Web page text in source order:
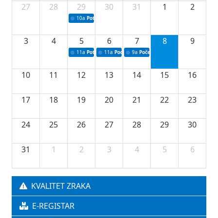
27
28 29
10a Potpisivanje ugovora sa neprofitnim
30 31 1 2
3 4 5
11a Potpisivanje ugovora o stipendijama za
6
11a Podrška razvoju vodne infrastrukture u
7
9a Početak izgradnje nove
8 9
10 11 12 13 14 15 16
17 18 19 20 21 22 23
24 25 26 27 28 29 30
31 1 2 3 4 5 6
KVALITET ZRAKA
E-REGISTAR